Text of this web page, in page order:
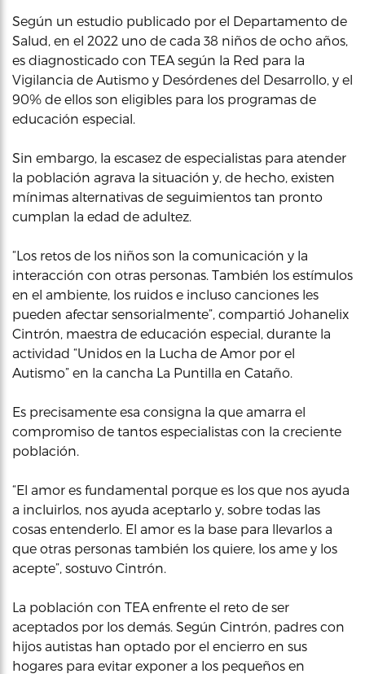
Según un estudio publicado por el Departamento de
Salud, en el 2022 uno de cada 38 niños de ocho años,
es diagnosticado con TEA según la Red para la
Vigilancia de Autismo y Desórdenes del Desarrollo, y el
90% de ellos son eligibles para los programas de
educación especial.
Sin embargo, la escasez de especialistas para atender
la población agrava la situación y, de hecho, existen
mínimas alternativas de seguimientos tan pronto
cumplan la edad de adultez.
“Los retos de los niños son la comunicación y la
interacción con otras personas. También los estímulos
en el ambiente, los ruidos e incluso canciones les
pueden afectar sensorialmente”, compartió Johanelix
Cintrón, maestra de educación especial, durante la
actividad “Unidos en la Lucha de Amor por el
Autismo” en la cancha La Puntilla en Cataño.
Es precisamente esa consigna la que amarra el
compromiso de tantos especialistas con la creciente
población.
“El amor es fundamental porque es los que nos ayuda
a incluirlos, nos ayuda aceptarlo y, sobre todas las
cosas entenderlo. El amor es la base para llevarlos a
que otras personas también los quiere, los ame y los
acepte”, sostuvo Cintrón.
La población con TEA enfrente el reto de ser
aceptados por los demás. Según Cintrón, padres con
hijos autistas han optado por el encierro en sus
hogares para evitar exponer a los pequeños en